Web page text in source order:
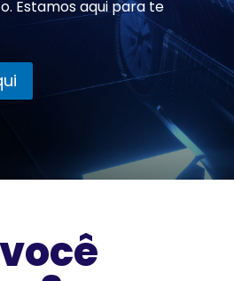
Estamos aqui para te